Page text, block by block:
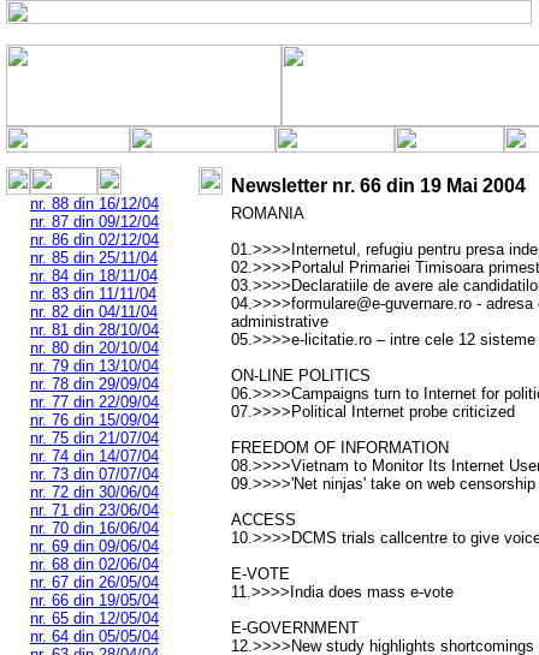
nr. 88 din 16/12/04
nr. 87 din 09/12/04
nr. 86 din 02/12/04
nr. 85 din 25/11/04
nr. 84 din 18/11/04
nr. 83 din 11/11/04
nr. 82 din 04/11/04
nr. 81 din 28/10/04
nr. 80 din 20/10/04
nr. 79 din 13/10/04
nr. 78 din 29/09/04
nr. 77 din 22/09/04
nr. 76 din 15/09/04
nr. 75 din 21/07/04
nr. 74 din 14/07/04
nr. 73 din 07/07/04
nr. 72 din 30/06/04
nr. 71 din 23/06/04
nr. 70 din 16/06/04
nr. 69 din 09/06/04
nr. 68 din 02/06/04
nr. 67 din 26/05/04
nr. 66 din 19/05/04
nr. 65 din 12/05/04
nr. 64 din 05/05/04
Newsletter nr. 66 din 19 Mai 2004
ROMANIA
01.>>>>Internetul, refugiu pentru presa
02.>>>>Portalul Primariei Timisoara
03.>>>>Declaratiile de avere ale
04.>>>>formulare@e-guvernare.ro -
administrative
05.>>>>e-licitatie.ro – intre cele 12
ON-LINE POLITICS
06.>>>>Campaigns turn to Internet for
07.>>>>Political Internet probe criticized
FREEDOM OF INFORMATION
08.>>>>Vietnam to Monitor Its Internet
09.>>>>'Net ninjas' take on web censorship
ACCESS
10.>>>>DCMS trials callcentre to give
E-VOTE
11.>>>>India does mass e-vote
E-GOVERNMENT
12.>>>>New study highlights